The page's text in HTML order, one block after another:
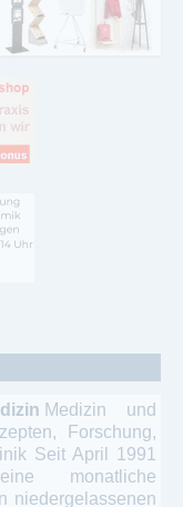
Medizin und
Forschung,
Seit April 1991
monatliche
niedergelassenen